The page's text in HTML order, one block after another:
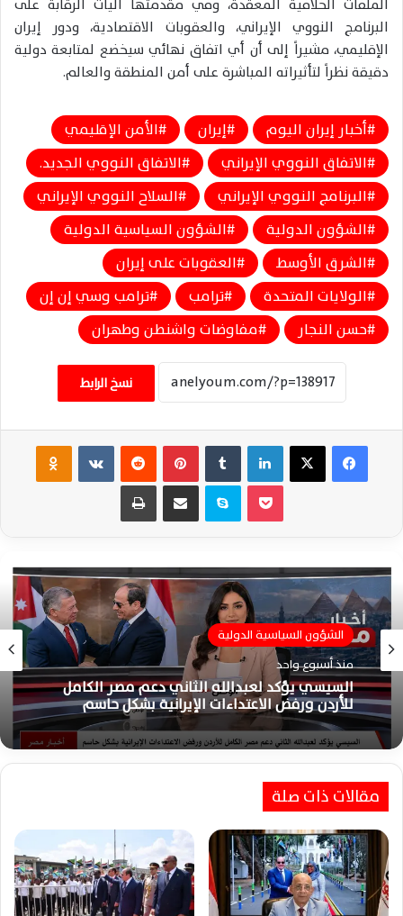
الملفات الخلافية المعقدة، وفي مقدمتها آليات الرقابة على
البرنامج النووي الإيراني، والعقوبات الاقتصادية، ودور إيران
الإقليمي، مشيراً إلى أن أي اتفاق نهائي سيخضع لمتابعة دولية
دقيقة نظراً لتأثيراته المباشرة على أمن المنطقة والعالم.
أخبار إيران اليوم إيران
الأمن الإقليمي
الاتفاق النووي الإيراني
الاتفاق النووي الجديد.
البرنامج النووي الإيراني
السلاح النووي الإيراني
الشؤون الدولية
الشؤون السياسية الدولية
الشرق الأوسط
العقوبات على إيران
الولايات المتحدة
ترامب
ترامب وسي إن إن
حسن النجار
مفاوضات واشنطن وطهران
نسخ الرابط
فيسبوك ‫X لينكدإن بينتيريست ‏VKontakte
سكايب مشاركة عبر البريد طباعة
الشؤون السياسية الدولية
منذ أسبوع واحد
السيسي يؤكد لعبدالله الثاني دعم مصر الكامل
للأردن ورفض الاعتداءات الإيرانية بشكل حاسم
الشؤون السياسية الدولية
منذ أسبوع واحد
السيسي ورئيس مدغشقر يوقعان خمس مذكرات
تفاهم لتعزيز التعاون الثنائي في العلمين اليوم
مقالات ذات صلة